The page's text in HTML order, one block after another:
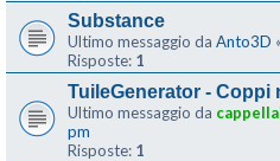
Substance
Ultimo messaggio da Anto3D «
Risposte: 1
TuileGenerator -
Ultimo messaggio da
pm
Risposte: 1